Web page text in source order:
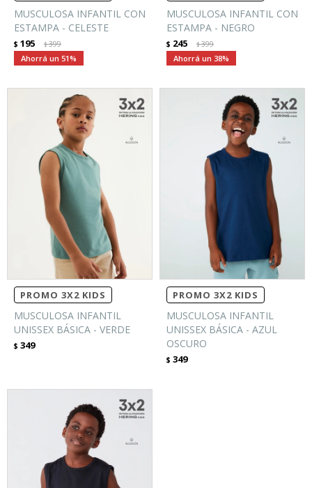
MUSCULOSA INFANTIL CON
ESTAMPA - CELESTE
$ 195 $399
51
MUSCULOSA INFANTIL CON
ESTAMPA - NEGRO
$ 245 $399
38
PROMO 3X2 KIDS
MUSCULOSA INFANTIL
UNISSEX BÁSICA - VERDE
$ 349
PROMO 3X2 KIDS
MUSCULOSA INFANTIL
UNISSEX BÁSICA - AZUL
OSCURO
$ 349